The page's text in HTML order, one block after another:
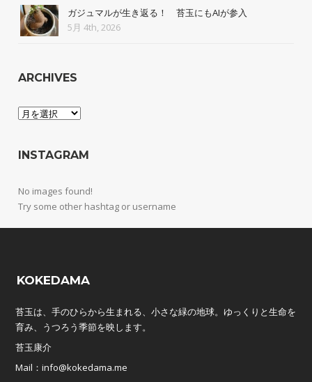
ガジュマルが生き返る！ 苔玉にもAIが参入
5月 4th, 2026
ARCHIVES
Archives
INSTAGRAM
No images found!
Try some other hashtag or username
KOKEDAMA
苔玉は、手のひらから生まれる、小さな緑の地球。ゆっくりと生命を
育み、うつろう季節を映します。
苔玉康介
Mail：info@kokedama.me